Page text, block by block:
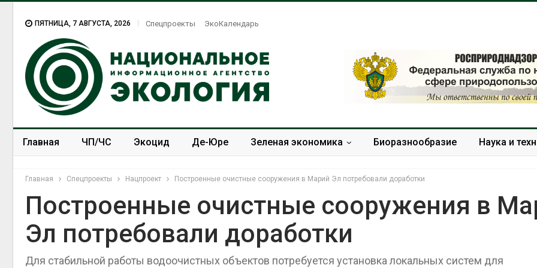
ПЯТНИЦА, 7 АВГУСТА, 2026 Спецпроекты ЭкоКалендарь
Главная ЧП/ЧС Экоцид Де-Юре Зеленая экономика Биоразнообразие Наука и
Главная Спецпроекты Нацпроект Построенные очистные сооружения в Марий Эл потребовали доработки
Построенные очистные сооружения в
Эл потребовали доработки
Для стабильной работы водоочистных объектов потребуется установка локальных систем для
В Домодедове
ликвидируют
последствия разлива
химикатов после пожара
пресной